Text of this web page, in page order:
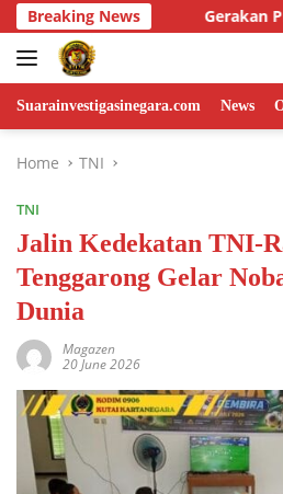
Skip
to
content
Breaking News
Mengabdi, Membangun
Suarainvestigasinegara.com News
Home TNI
TNI
Jalin Kedekatan TNI-
Tenggarong Gelar
Dunia
Magazen
20 June 2026